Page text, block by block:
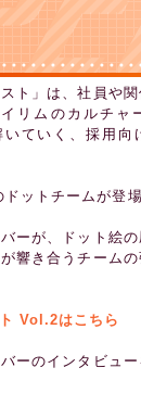
ト」は、社員や
リムのカルチャ
いていく、採用向
ットチームが登場
ーが、ドット絵
響き合うチーム
Vol.2はこちら
ーのインタビュ